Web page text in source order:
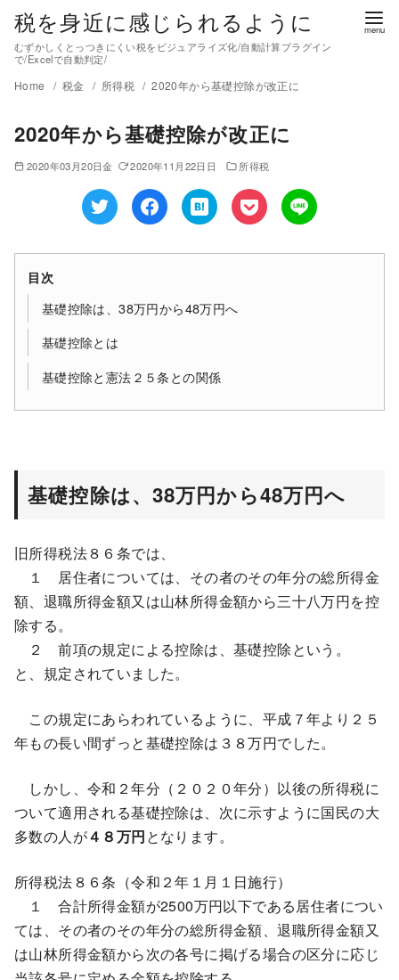
税を身近に感じられるように
むずかしくとっつきにくい税をビジュアライズ化/自動計算プラグイン
で/Excelで自動判定/
Home 税金 所得税 2020年から基礎控除が改正に
2020年から基礎控除が改正に
2020年03月20日金 2020年11月22日日 所得税
目次
基礎控除は、38万円から48万円へ
基礎控除とは
基礎控除と憲法２５条との関係
基礎控除は、38万円から48万円へ
旧所得税法８６条では、
１ 居住者については、その者のその年分の総所得金
額、退職所得金額又は山林所得金額から三十八万円を控
除する。
２ 前項の規定による控除は、基礎控除という。
と、規定されていました。
この規定にあらわれているように、平成７年より２５
年もの長い間ずっと基礎控除は３８万円でした。
しかし、令和２年分（２０２０年分）以後の所得税に
ついて適用される基礎控除は、次に示すように国民の大
多数の人が４８万円となります。
所得税法８６条（令和２年１月１日施行）
１ 合計所得金額が2500万円以下である居住者につい
ては、その者のその年分の総所得金額、退職所得金額又
は山林所得金額から次の各号に掲げる場合の区分に応じ